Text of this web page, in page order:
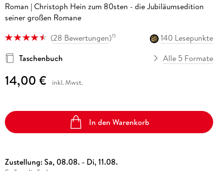
Roman | Christoph Hein zum 80sten - die Jubiläumsedition
seiner großen Romane
(28 Bewertungen)15
140 Lesepunkte
Taschenbuch
Alle 5 Formate
14,00 € inkl. Mwst.
In den Warenkorb
Zustellung:Sa, 08.08. - Di, 11.08.